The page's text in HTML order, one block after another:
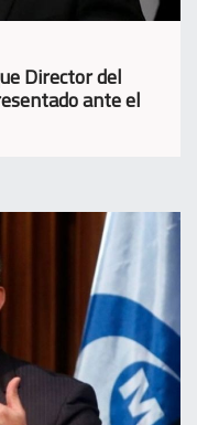
Director del
ante el